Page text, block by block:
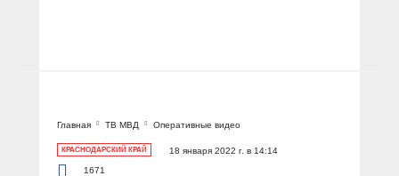
Главная ТВ МВД Оперативные видео
КРАСНОДАРСКИЙ КРАЙ
18 января 2022 г. в 14:14
1671